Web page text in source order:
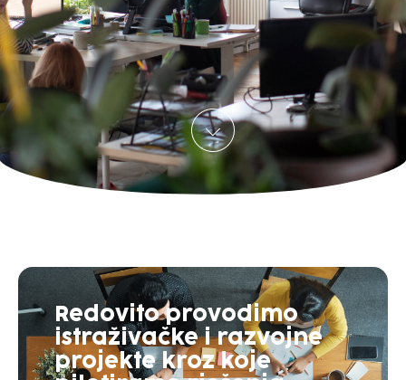
Redovito provodimo
istraživačke i razvojne
projekte kroz koje